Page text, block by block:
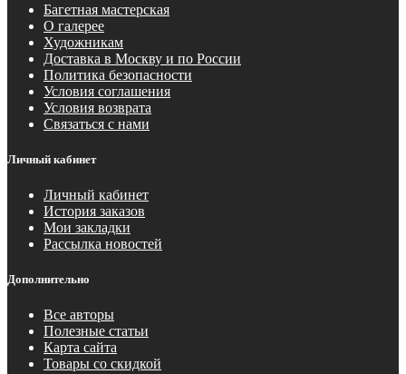
Багетная мастерская
О галерее
Художникам
Доставка в Москву и по России
Политика безопасности
Условия соглашения
Условия возврата
Связаться с нами
Личный кабинет
Личный кабинет
История заказов
Мои закладки
Рассылка новостей
Дополнительно
Все авторы
Полезные статьи
Карта сайта
Товары со скидкой